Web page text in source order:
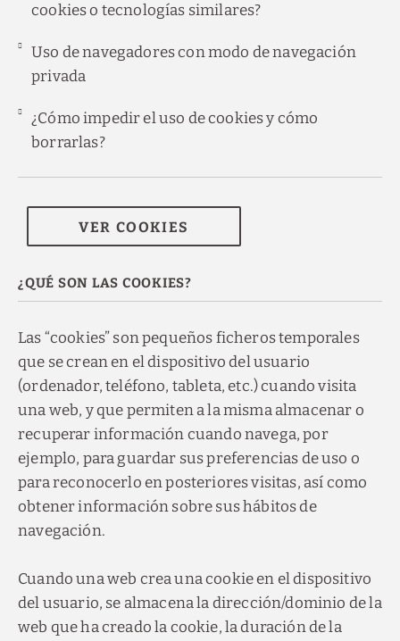
cookies o tecnologías similares?
Uso de navegadores con modo de navegación
privada
¿Cómo impedir el uso de cookies y cómo
borrarlas?
VER COOKIES
¿QUÉ SON LAS COOKIES?
Las “cookies” son pequeños ficheros temporales
que se crean en el dispositivo del usuario
(ordenador, teléfono, tableta, etc.) cuando visita
una web, y que permiten a la misma almacenar o
recuperar información cuando navega, por
ejemplo, para guardar sus preferencias de uso o
para reconocerlo en posteriores visitas, así como
obtener información sobre sus hábitos de
navegación.
Cuando una web crea una cookie en el dispositivo
del usuario, se almacena la dirección/dominio de la
web que ha creado la cookie, la duración de la